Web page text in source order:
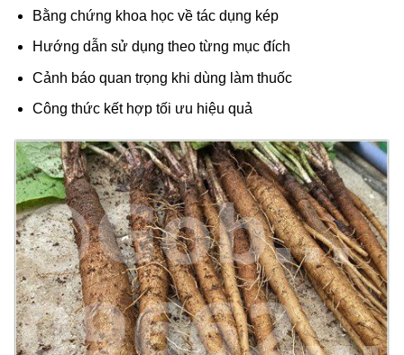
Bằng chứng khoa học về tác dụng kép
Hướng dẫn sử dụng theo từng mục đích
Cảnh báo quan trọng khi dùng làm thuốc
Công thức kết hợp tối ưu hiệu quả